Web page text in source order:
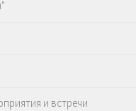
и встречи